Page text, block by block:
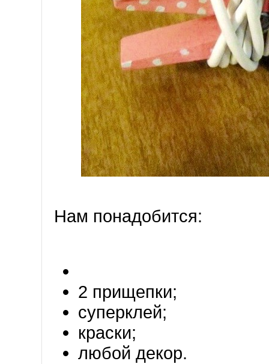
Нам понадобится:
2 прищепки;
суперклей;
краски;
любой декор.